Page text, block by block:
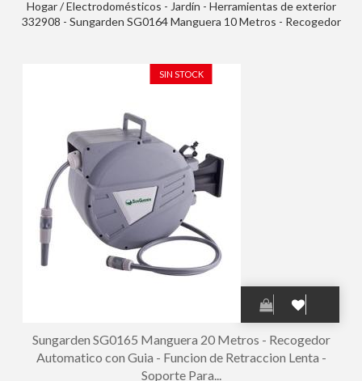
Hogar / Electrodomésticos - Jardín - Herramientas de exterior
332908 - Sungarden SG0164 Manguera 10 Metros - Recogedor
SIN STOCK
Sungarden SG0165 Manguera 20 Metros - Recogedor
Automatico con Guia - Funcion de Retraccion Lenta -
Soporte Para...